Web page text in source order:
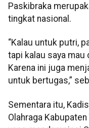
Paskibraka
tingkat nasional.
“Kalau untuk putri,
tapi kalau saya mau
Karena ini juga
untuk bertugas,”
Sementara itu,
Olahraga